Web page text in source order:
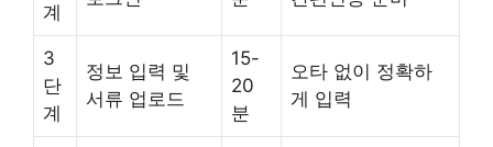
계
3
단
계
정보 입력 및
서류 업로드
15-
20
분
오타 없이 정확하
게 입력